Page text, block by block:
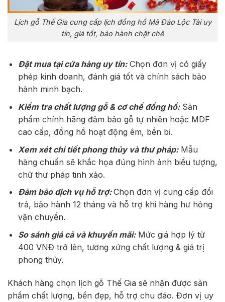
Lịch gỗ Thế Gia cung cấp lịch đồng hồ Mã Đáo Lộc Tài uy
tín, giá tốt, bảo hành chặt chẽ
Đặt mua tại cửa hàng uy tín:Chọn đơn vị có giấy
phép kinh doanh, đánh giá tốt và chính sách bảo
hành minh bạch.
Kiểm tra chất lượng gỗ & cơ chế đồng hồ:Sản
phẩm chính hãng đảm bảo gỗ tự nhiên hoặc MDF
cao cấp, đồng hồ hoạt động êm, bền bỉ.
Xem xét chi tiết phong thủy và thư pháp:Mẫu
hàng chuẩn sẽ khắc họa đúng hình ảnh biểu tượng,
chữ thư pháp tinh xảo.
Đảm bảo dịch vụ hỗ trợ: Chọn đơn vị cung cấp đổi
trả, bảo hành 12 tháng và hỗ trợ khi hàng hư hỏng
vận chuyển.
So sánh giá cả và khuyến mãi:Mức giá hợp lý từ
400 VNĐ trở lên, tương xứng chất lượng & giá trị
phong thủy.
Khách hàng chọn lịch gỗ Thế Gia sẽ nhận được sản
phẩm chất lượng, bền đẹp, hỗ trợ chu đáo. Đơn vị uy